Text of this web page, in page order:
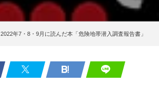
2022年7・8・9月に読んだ本「危険地帯潜入調査報告書」